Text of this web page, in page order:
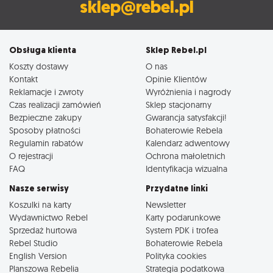
sklep@rebel.pl
Obsługa klienta
Koszty dostawy
Kontakt
Reklamacje i zwroty
Czas realizacji zamówień
Bezpieczne zakupy
Sposoby płatności
Regulamin rabatów
O rejestracji
FAQ
Sklep Rebel.pl
O nas
Opinie Klientów
Wyróżnienia i nagrody
Sklep stacjonarny
Gwarancja satysfakcji!
Bohaterowie Rebela
Kalendarz adwentowy
Ochrona małoletnich
Identyfikacja wizualna
Nasze serwisy
Koszulki na karty
Wydawnictwo Rebel
Sprzedaż hurtowa
Rebel Studio
English Version
Planszowa Rebelia
Przydatne linki
Newsletter
Karty podarunkowe
System PDK i trofea
Bohaterowie Rebela
Polityka cookies
Strategia podatkowa